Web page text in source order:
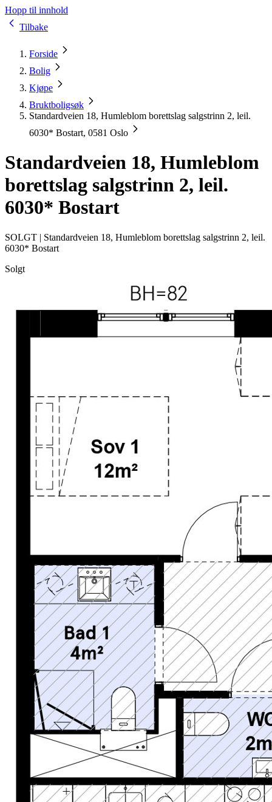
Hopp til innhold
Tilbake
Forside
Bolig
Kjøpe
Bruktboligsøk
Standardveien 18, Humleblom borettslag salgstrinn 2, leil.
6030* Bostart, 0581 Oslo
Standardveien 18, Humleblom
borettslag salgstrinn 2, leil.
6030* Bostart
SOLGT | Standardveien 18, Humleblom borettslag salgstrinn 2, leil.
6030* Bostart
Solgt